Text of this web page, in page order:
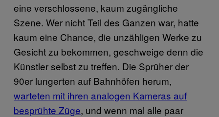
eine verschlossene, kaum zugängliche
Szene. Wer nicht Teil des Ganzen war, hatte
kaum eine Chance, die unzähligen Werke zu
Gesicht zu bekommen, geschweige denn die
Künstler selbst zu treffen. Die Sprüher der
90er lungerten auf Bahnhöfen herum,
warteten mit ihren analogen Kameras auf
besprühte Züge, und wenn mal alle paar